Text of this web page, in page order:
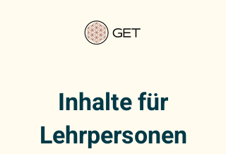
Inhalte für
Lehrpersonen